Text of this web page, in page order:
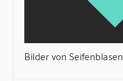
Bilder von Seifenblasen